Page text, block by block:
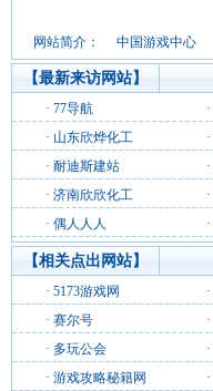
网站简介：
中国游戏中心
【最新来访网站】
· 77导航 ·
· 山东欣烨化工 ·
· 耐迪斯建站 ·
· 济南欣欣化工 ·
· 偶人人人 ·
【相关点出网站】
· 5173游戏网 ·
· 赛尔号 ·
· 多玩公会 ·
· 游戏攻略秘籍网 ·